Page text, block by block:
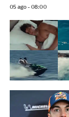
05 ago - 08:00